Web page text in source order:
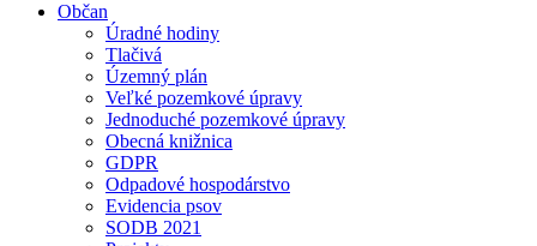
Občan
Úradné hodiny
Tlačivá
Územný plán
Veľké pozemkové úpravy
Jednoduché pozemkové úpravy
Obecná knižnica
GDPR
Odpadové hospodárstvo
Evidencia psov
SODB 2021